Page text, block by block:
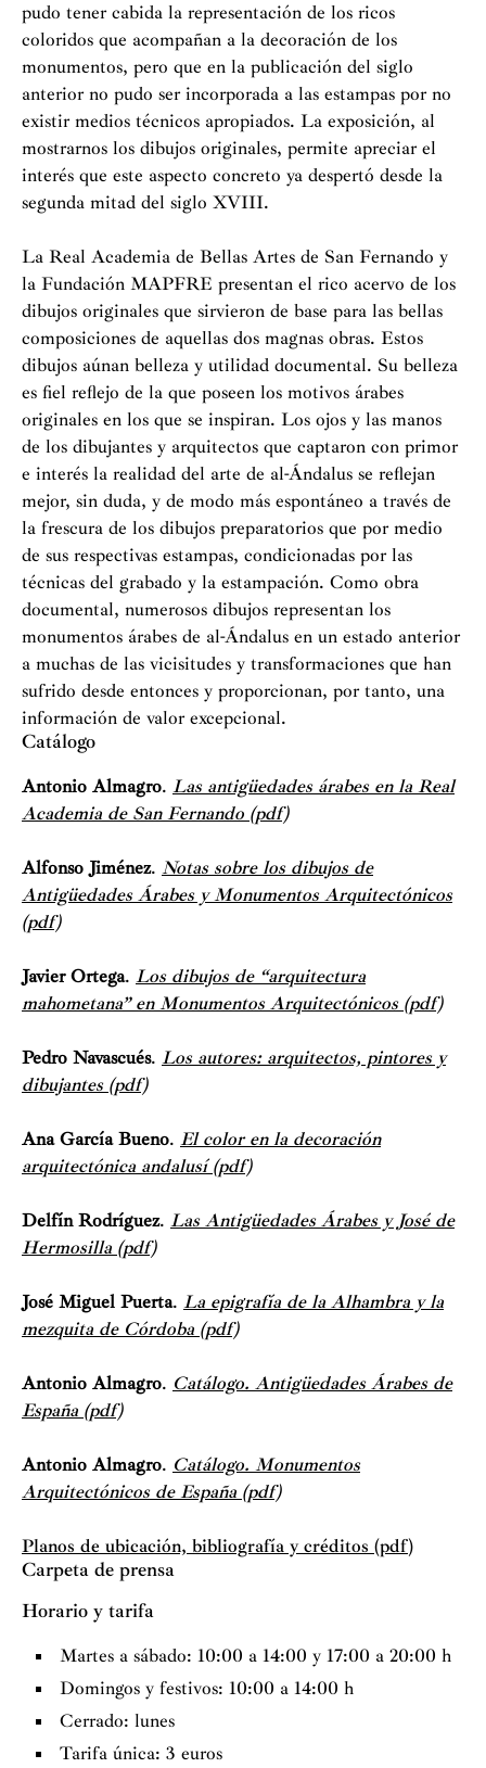
pudo tener cabida la representación de los ricos
coloridos que acompañan a la decoración de los
monumentos, pero que en la publicación del siglo
anterior no pudo ser incorporada a las estampas por no
existir medios técnicos apropiados. La exposición, al
mostrarnos los dibujos originales, permite apreciar el
interés que este aspecto concreto ya despertó desde la
segunda mitad del siglo XVIII.
La Real Academia de Bellas Artes de San Fernando y
la Fundación MAPFRE presentan el rico acervo de los
dibujos originales que sirvieron de base para las bellas
composiciones de aquellas dos magnas obras. Estos
dibujos aúnan belleza y utilidad documental. Su belleza
es fiel reflejo de la que poseen los motivos árabes
originales en los que se inspiran. Los ojos y las manos
de los dibujantes y arquitectos que captaron con primor
e interés la realidad del arte de al-Ándalus se reflejan
mejor, sin duda, y de modo más espontáneo a través de
la frescura de los dibujos preparatorios que por medio
de sus respectivas estampas, condicionadas por las
técnicas del grabado y la estampación. Como obra
documental, numerosos dibujos representan los
monumentos árabes de al-Ándalus en un estado anterior
a muchas de las vicisitudes y transformaciones que han
sufrido desde entonces y proporcionan, por tanto, una
información de valor excepcional.
Catálogo
Antonio Almagro. Las antigüedades árabes en la Real
Academia de San Fernando (pdf)
Alfonso Jiménez. Notas sobre los dibujos de
Antigüedades Árabes y Monumentos Arquitectónicos
(pdf)
Javier Ortega. Los dibujos de “arquitectura
mahometana” en Monumentos Arquitectónicos (pdf)
Pedro Navascués. Los autores: arquitectos, pintores y
dibujantes (pdf)
Ana García Bueno. El color en la decoración
arquitectónica andalusí (pdf)
Delfín Rodríguez. Las Antigüedades Árabes y José de
Hermosilla (pdf)
José Miguel Puerta. La epigrafía de la Alhambra y la
mezquita de Córdoba (pdf)
Antonio Almagro. Catálogo. Antigüedades Árabes de
España (pdf)
Antonio Almagro. Catálogo. Monumentos
Arquitectónicos de España (pdf)
Planos de ubicación, bibliografía y créditos (pdf)
Carpeta de prensa
Horario y tarifa
Martes a sábado: 10:00 a 14:00 y 17:00 a 20:00 h
Domingos y festivos: 10:00 a 14:00 h
Cerrado: lunes
Tarifa única: 3 euros